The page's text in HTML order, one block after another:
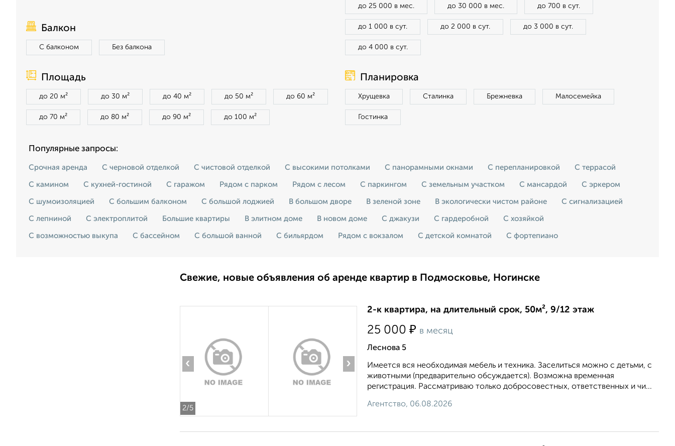
Балкон
С балконом Без балкона
до 25 000 в мес. до 30 000 в мес. до 700 в сут.
до 1 000 в сут. до 2 000 в сут. до 3 000 в сут.
до 4 000 в сут.
Площадь
до 20 м² до 30 м² до 40 м² до 50 м² до 60 м²
до 70 м² до 80 м² до 90 м² до 100 м²
Планировка
Хрущевка Сталинка Брежневка Малосемейка
Гостинка
Популярные запросы:
Срочная аренда С черновой отделкой С чистовой отделкой С высокими потолками С панорамными окнами С перепланировкой С террасой
С камином С кухней-гостиной С гаражом Рядом с парком Рядом с лесом С паркингом С земельным участком С мансардой С эркером
С шумоизоляцией С большим балконом С большой лоджией В большом дворе В зеленой зоне В экологически чистом районе С сигнализацией
С лепниной С электроплитой Большие квартиры В элитном доме В новом доме С джакузи С гардеробной С хозяйкой
С возможностью выкупа С бассейном С большой ванной С бильярдом Рядом с вокзалом С детской комнатой С фортепиано
Свежие, новые объявления об аренде квартир в Подмосковье, Ногинске
2/5
‹ ›
2-к квартира, на длительный срок, 50м², 9/12 этаж
25 000 ₽ в месяц
Леснова 5
Имеется вся необходимая мебель и техника. Заселиться можно с детьми, с
животными (предварительно обсуждается). Возможна временная
регистрация. Рассматриваю только добросовестных, ответственных и чи...
Агентство, 06.08.2026